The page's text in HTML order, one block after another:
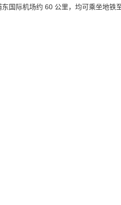
国际机场约 60 公里，均可乘坐地铁